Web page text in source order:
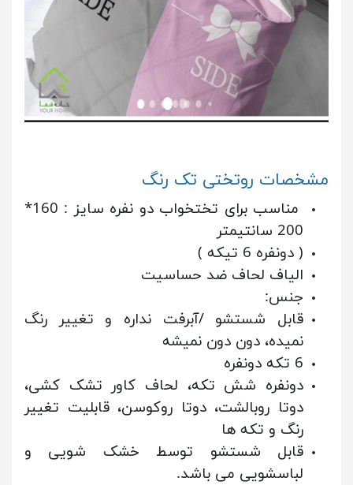
مشخصات روتختی تک رنگ
مناسب برای تختخواب دو نفره سایز : 160*
200 سانتیمتر
( دونفره 6 تیکه )
الیاف لحاف ضد حساسیت
جنس:
قابل شستشو /آبرفت نداره و تغییر رنگ
نمیده، دون دون نمیشه
6 تکه دونفره
دونفره شش تکه، لحاف کاور تشک کشی،
دوتا روبالشت، دوتا روکوسن، قابلیت تغییر
رنگ و تکه ها
قابل شستشو توسط خشک شویی و
لباسشویی می باشد.